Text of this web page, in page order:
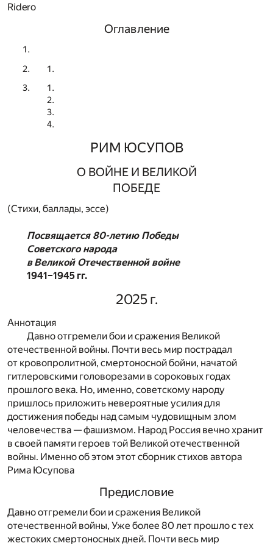
Ridero
Оглавление
РИМ ЮСУПОВ
О ВОЙНЕ И ВЕЛИКОЙ
ПОБЕДЕ
(Стихи, баллады, эссе)
Посвящается 80-летию Победы
Советского народа
в Великой Отечественной войне
1941–1945 гг.
2025 г.
Аннотация
Давно отгремели бои и сражения Великой
отечественной войны. Почти весь мир пострадал
от кровопролитной, смертоносной бойни, начатой
гитлеровскими головорезами в сороковых годах
прошлого века. Но, именно, советскому народу
пришлось приложить невероятные усилия для
достижения победы над самым чудовищным злом
человечества — фашизмом. Народ Россия вечно хранит
в своей памяти героев той Великой отечественной
войны. Именно об этом этот сборник стихов автора
Рима Юсупова
Предисловие
Давно отгремели бои и сражения Великой
отечественной войны, Уже более 80 лет прошло с тех
жестоких смертоносных дней. Почти весь мир